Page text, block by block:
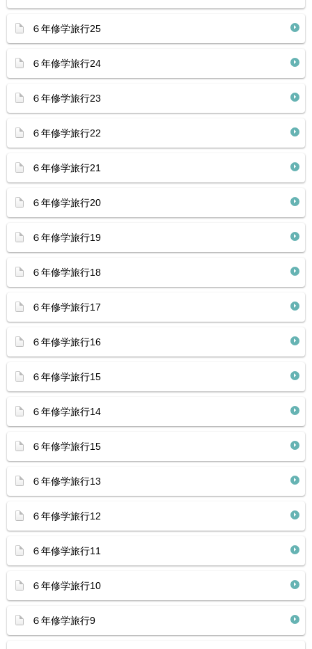
６年修学旅行25
６年修学旅行24
６年修学旅行23
６年修学旅行22
６年修学旅行21
６年修学旅行20
６年修学旅行19
６年修学旅行18
６年修学旅行17
６年修学旅行16
６年修学旅行15
６年修学旅行14
６年修学旅行15
６年修学旅行13
６年修学旅行12
６年修学旅行11
６年修学旅行10
６年修学旅行9